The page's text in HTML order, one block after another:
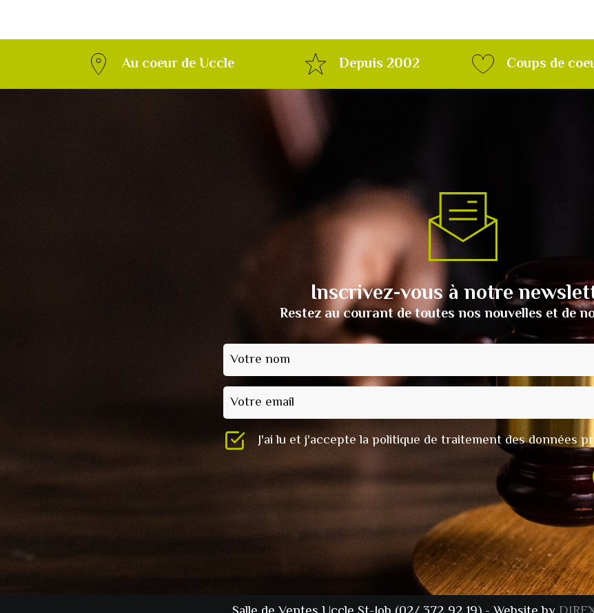
Au coeur de Uccle Depuis 2002 Coups de
Inscrivez-vous à notre
Restez au courant de toutes nos nouvelles et de
Votre nom
Votre email
J'ai lu et j'accepte la politique de traitement des données